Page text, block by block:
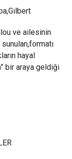
ve ailesinin
hayal
bir araya geldiği